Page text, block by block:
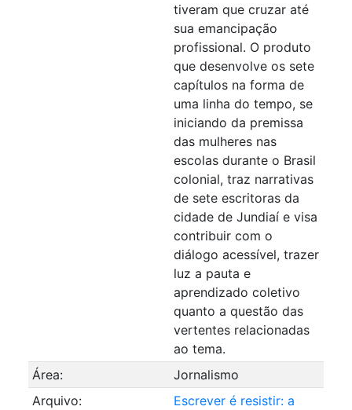
tiveram que cruzar até
sua emancipação
profissional. O produto
que desenvolve os sete
capítulos na forma de
uma linha do tempo, se
iniciando da premissa
das mulheres nas
escolas durante o Brasil
colonial, traz narrativas
de sete escritoras da
cidade de Jundiaí e visa
contribuir com o
diálogo acessível, trazer
luz a pauta e
aprendizado coletivo
quanto a questão das
vertentes relacionadas
ao tema.
Área:
Jornalismo
Arquivo:
Escrever é resistir: a